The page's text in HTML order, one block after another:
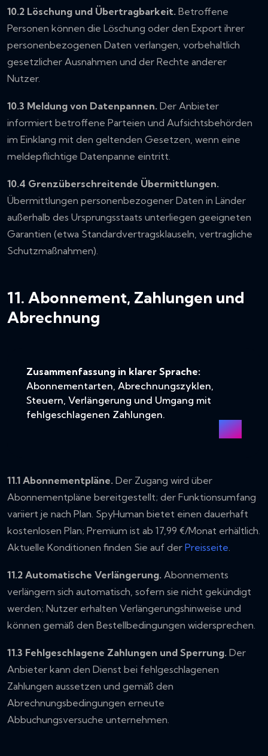
10.2 Löschung und Übertragbarkeit. Betroffene
Personen können die Löschung oder den Export ihrer
personenbezogenen Daten verlangen, vorbehaltlich
gesetzlicher Ausnahmen und der Rechte anderer
Nutzer.
10.3 Meldung von Datenpannen. Der Anbieter
informiert betroffene Parteien und Aufsichtsbehörden
im Einklang mit den geltenden Gesetzen, wenn eine
meldepflichtige Datenpanne eintritt.
10.4 Grenzüberschreitende Übermittlungen.
Übermittlungen personenbezogener Daten in Länder
außerhalb des Ursprungsstaats unterliegen geeigneten
Garantien (etwa Standardvertragsklauseln, vertragliche
Schutzmaßnahmen).
11. Abonnement, Zahlungen und
Abrechnung
Zusammenfassung in klarer Sprache:
Abonnementarten, Abrechnungszyklen,
Steuern, Verlängerung und Umgang mit
fehlgeschlagenen Zahlungen.
11.1 Abonnementpläne. Der Zugang wird über
Abonnementpläne bereitgestellt; der Funktionsumfang
variiert je nach Plan. SpyHuman bietet einen dauerhaft
kostenlosen Plan; Premium ist ab 17,99 €/Monat erhältlich.
Aktuelle Konditionen finden Sie auf der Preisseite.
11.2 Automatische Verlängerung. Abonnements
verlängern sich automatisch, sofern sie nicht gekündigt
werden; Nutzer erhalten Verlängerungshinweise und
können gemäß den Bestellbedingungen widersprechen.
11.3 Fehlgeschlagene Zahlungen und Sperrung. Der
Anbieter kann den Dienst bei fehlgeschlagenen
Zahlungen aussetzen und gemäß den
Abrechnungsbedingungen erneute
Abbuchungsversuche unternehmen.